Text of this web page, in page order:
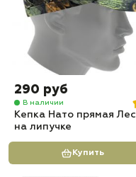
290 руб
В наличии
Кепка Нато прямая Лес
на липучке
Купить